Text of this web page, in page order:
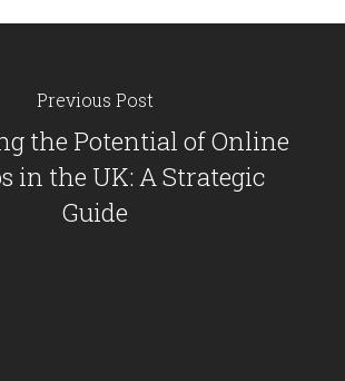
Previous Post
the Potential of Online
in the UK: A Strategic
Guide